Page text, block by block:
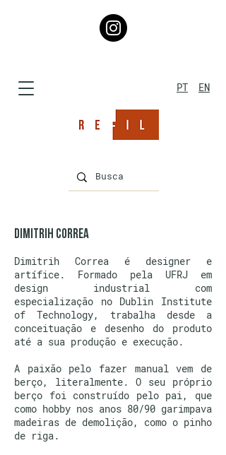
PT EN
DIMITRIH CORREA
Dimitrih Correa é designer e
artífice. Formado pela UFRJ em
design industrial com
especialização no Dublin Institute
of Technology, trabalha desde a
conceituação e desenho do produto
até a sua produção e execução.
A paixão pelo fazer manual vem de
berço, literalmente. O seu próprio
berço foi construído pelo pai, que
como hobby nos anos 80/90 garimpava
madeiras de demolição, como o pinho
de riga.